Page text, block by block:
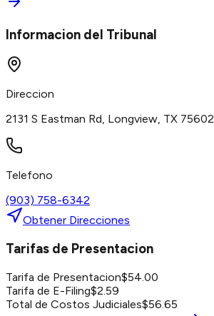
Informacion del Tribunal
Direccion
2131 S Eastman Rd, Longview, TX 75602
Telefono
(903) 758-6342
Obtener Direcciones
Tarifas de Presentacion
Tarifa de Presentacion$54.00
Tarifa de E-Filing$2.59
Total de Costos Judiciales$56.65